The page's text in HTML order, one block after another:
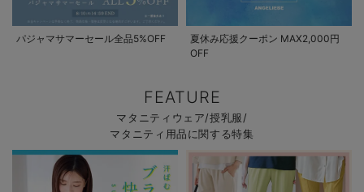
パジャマサマーセール全品5%OFF
夏休み応援クーポン MAX2,000円
OFF
FEATURE
マタニティウェア/授乳服/
マタニティ用品に関する特集